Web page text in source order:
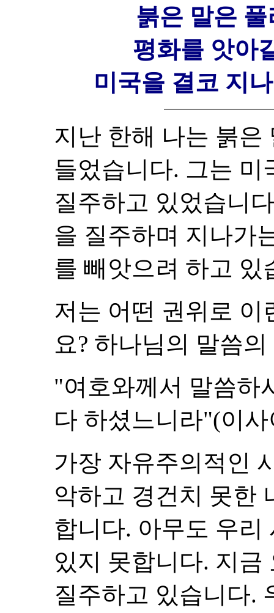
붉은 말은
평화를 앗아
미국을 결코 지
지난 한해 나는 붉은
들었습니다. 그는 미
질주하고 있었습니
을 질주하며 지나가
를 빼앗으려 하고 있
저는 어떤 권위로 이
요? 하나님의 말씀
"여호와께서 말씀하
다 하셨느니라"(이사
가장 자유주의적인
악하고 경건치 못한
합니다. 아무도 우
있지 못합니다. 지
질주하고 있습니다.